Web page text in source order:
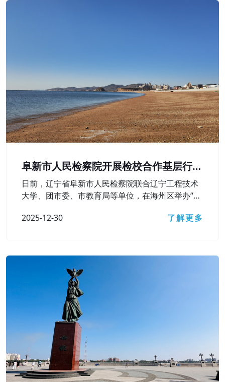
阜新市人民检察院开展检校合作基层行活
动
日前，辽宁省阜新市人民检察院联合辽宁工程技术
大学、团市委、市教育局等单位，在海州区举办“弘
动，深入学习贯彻习近平法治思想，检校合作向基
2025-12-30 了解更多